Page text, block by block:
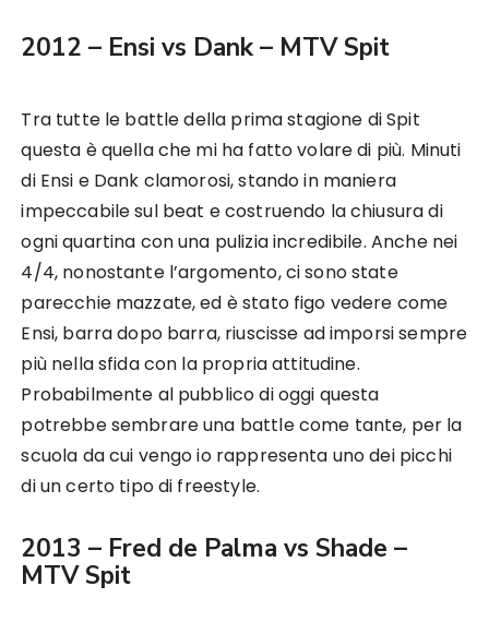
2012 – Ensi vs Dank – MTV Spit
Tra tutte le battle della prima stagione di Spit
questa è quella che mi ha fatto volare di più. Minuti
di Ensi e Dank clamorosi, stando in maniera
impeccabile sul beat e costruendo la chiusura di
ogni quartina con una pulizia incredibile. Anche nei
4/4, nonostante l’argomento, ci sono state
parecchie mazzate, ed è stato figo vedere come
Ensi, barra dopo barra, riuscisse ad imporsi sempre
più nella sfida con la propria attitudine.
Probabilmente al pubblico di oggi questa
potrebbe sembrare una battle come tante, per la
scuola da cui vengo io rappresenta uno dei picchi
di un certo tipo di freestyle.
2013 – Fred de Palma vs Shade –
MTV Spit